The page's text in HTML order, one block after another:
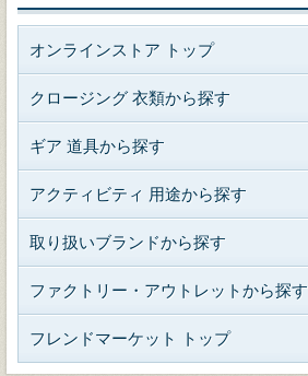
オンラインストア トップ
クロージング 衣類から探す
ギア 道具から探す
アクティビティ 用途から探す
取り扱いブランドから探す
ファクトリー・アウトレットから探す
フレンドマーケット トップ